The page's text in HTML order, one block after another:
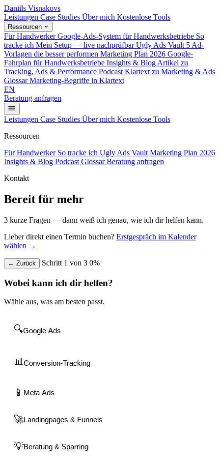
Daniils Visnakovs
Leistungen Case Studies Über mich Kostenlose Tools
Ressourcen
Für Handwerker Google-Ads-System für Handwerksbetriebe So
tracke ich Mein Setup — live nachprüfbar Ugly Ads Vault 5 Ad-
Vorlagen die besser performen Marketing Plan 2026 Google-
Fahrplan für Handwerksbetriebe Insights & Blog Artikel zu
Tracking, Ads & Performance Podcast Klartext zu Marketing & Ads
Glossar Marketing-Begriffe in Klartext
EN
Beratung anfragen
Leistungen Case Studies Über mich Kostenlose Tools
Ressourcen
Für Handwerker So tracke ich Ugly Ads Vault Marketing Plan 2026
Insights & Blog Podcast GlossarBeratung anfragen
Kontakt
Bereit für mehr
3 kurze Fragen — dann weiß ich genau, wie ich dir helfen kann.
Lieber direkt einen Termin buchen? Erstgespräch im Kalender
wählen →
← Zurück Schritt 1 von 3 0%
Wobei kann ich dir helfen?
Wähle aus, was am besten passt.
🔍Google Ads
📊 Conversion-Tracking
📱 Meta Ads
🚀Landingpages & Funnels
💡Beratung & Sparring